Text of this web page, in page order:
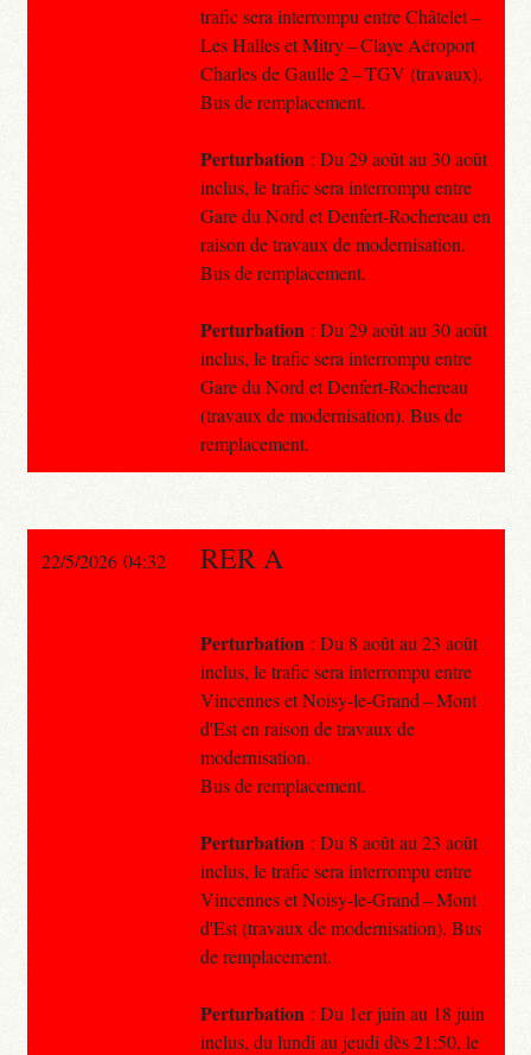
trafic sera interrompu entre Châtelet –
Les Halles et Mitry – Claye Aéroport
Charles de Gaulle 2 – TGV (travaux).
Bus de remplacement.
Perturbation : Du 29 août au 30 août
inclus, le trafic sera interrompu entre
Gare du Nord et Denfert-Rochereau en
raison de travaux de modernisation.
Bus de remplacement.
Perturbation : Du 29 août au 30 août
inclus, le trafic sera interrompu entre
Gare du Nord et Denfert-Rochereau
(travaux de modernisation). Bus de
remplacement.
22/5/2026 04:32 RER A
Perturbation : Du 8 août au 23 août
inclus, le trafic sera interrompu entre
Vincennes et Noisy-le-Grand – Mont
d'Est en raison de travaux de
modernisation.
Bus de remplacement.
Perturbation : Du 8 août au 23 août
inclus, le trafic sera interrompu entre
Vincennes et Noisy-le-Grand – Mont
d'Est (travaux de modernisation). Bus
de remplacement.
Perturbation : Du 1er juin au 18 juin
inclus, du lundi au jeudi dès 21:50, le